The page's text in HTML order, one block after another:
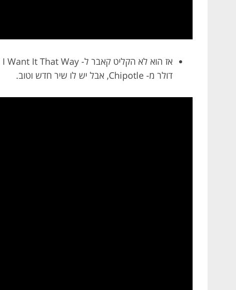
דולר מ- Chipotle, אבל יש לו שיר חדש וטוב.
f
o
: